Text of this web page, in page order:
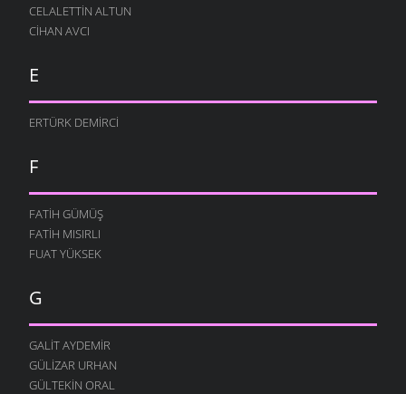
CELALETTIN ALTUN
CIHAN AVCI
E
ERTÜRK DEMIRCI
F
FATIH GÜMÜŞ
FATIH MISIRLI
FUAT YÜKSEK
G
GALIT AYDEMIR
GÜLIZAR URHAN
GÜLTEKIN ORAL